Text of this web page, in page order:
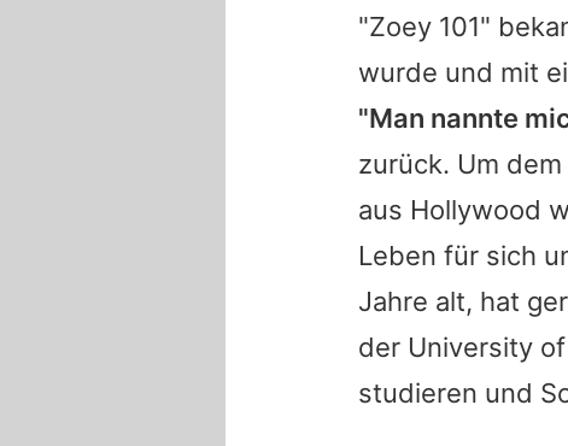
"Zoey 101"
wurde und mit
"Man nannte
zurück. Um
aus Hollywood
Leben für sich
Jahre alt, hat
der University
studieren und